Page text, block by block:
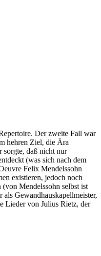
Der zweite Fall war
hehren Ziel, die Ära
sorgte, daß nicht nur
(was sich nach dem
Felix Mendelssohn
existieren, jedoch noch
Mendelssohn selbst ist
Gewandhauskapellmeister,
Lieder von Julius Rietz, der